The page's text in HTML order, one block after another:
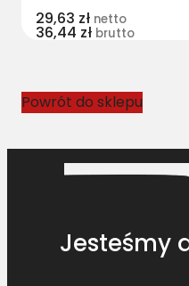
29,63 zł netto
36,44 zł brutto
Powrót do sklepu
Jesteśmy